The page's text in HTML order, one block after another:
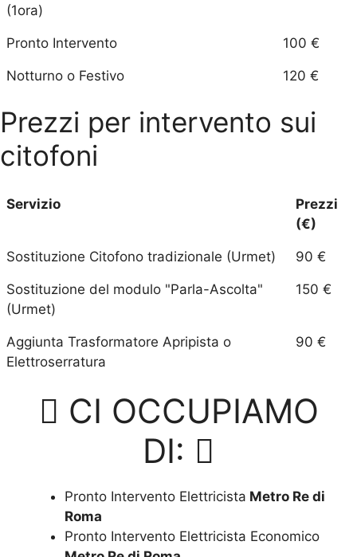
(1ora)
Pronto Intervento 100 €
Notturno o Festivo 120 €
Prezzi per intervento sui
citofoni
Servizio
Prezzi
(€)
Sostituzione Citofono tradizionale (Urmet) 90 €
Sostituzione del modulo "Parla-Ascolta"
(Urmet)
150 €
Aggiunta Trasformatore Apripista o
Elettroserratura
90 €
CI OCCUPIAMO
DI:
Pronto Intervento Elettricista Metro Re di
Roma
Pronto Intervento Elettricista Economico